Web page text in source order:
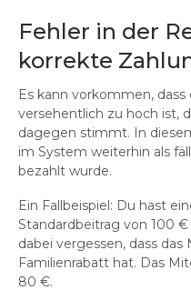
Fehler in der
korrekte
Es kann vorkommen,
versehentlich zu hoch ist,
dagegen stimmt. In
im System weiterhin als
bezahlt wurde.
Ein Fallbeispiel: Du hast
Standardbeitrag von 100
dabei vergessen, dass
Familienrabatt hat. Das
80 €.